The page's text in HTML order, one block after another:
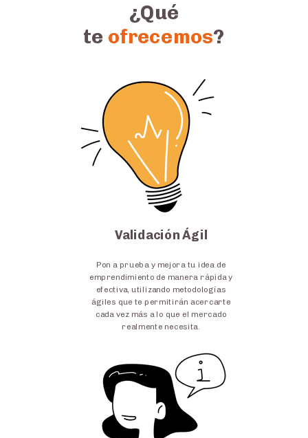
¿Qué
te ofrecemos?
Pon a prueba y mejora tu idea de
emprendimiento de manera rápida y
efectiva, utilizando metodologías
ágiles que te permitirán acercarte
cada vez más a lo que el mercado
realmente necesita.
Validación Ágil